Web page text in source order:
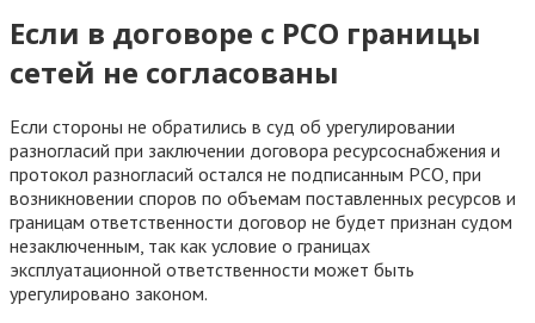
Если в договоре с РСО границы
сетей не согласованы
Если стороны не обратились в суд об урегулировании
разногласий при заключении договора ресурсоснабжения и
протокол разногласий остался не подписанным РСО, при
возникновении споров по объемам поставленных ресурсов и
границам ответственности договор не будет признан судом
незаключенным, так как условие о границах
эксплуатационной ответственности может быть
урегулировано законом.